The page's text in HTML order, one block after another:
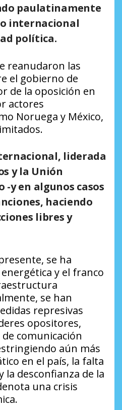
paulatinamente
internacional
política.
reanudaron las
el gobierno de
de la oposición en
actores
Noruega y México,
liderada
y la Unión
-y en algunos casos
haciendo
libres y
se ha
y el franco
se han
represivas
opositores,
comunicación
aún más
en el país, la falta
desconfianza de la
una crisis